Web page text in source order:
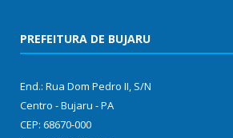
PREFEITURA DE BUJARU
End.: Rua Dom Pedro II, S/N
Centro - Bujaru - PA
CEP: 68670-000